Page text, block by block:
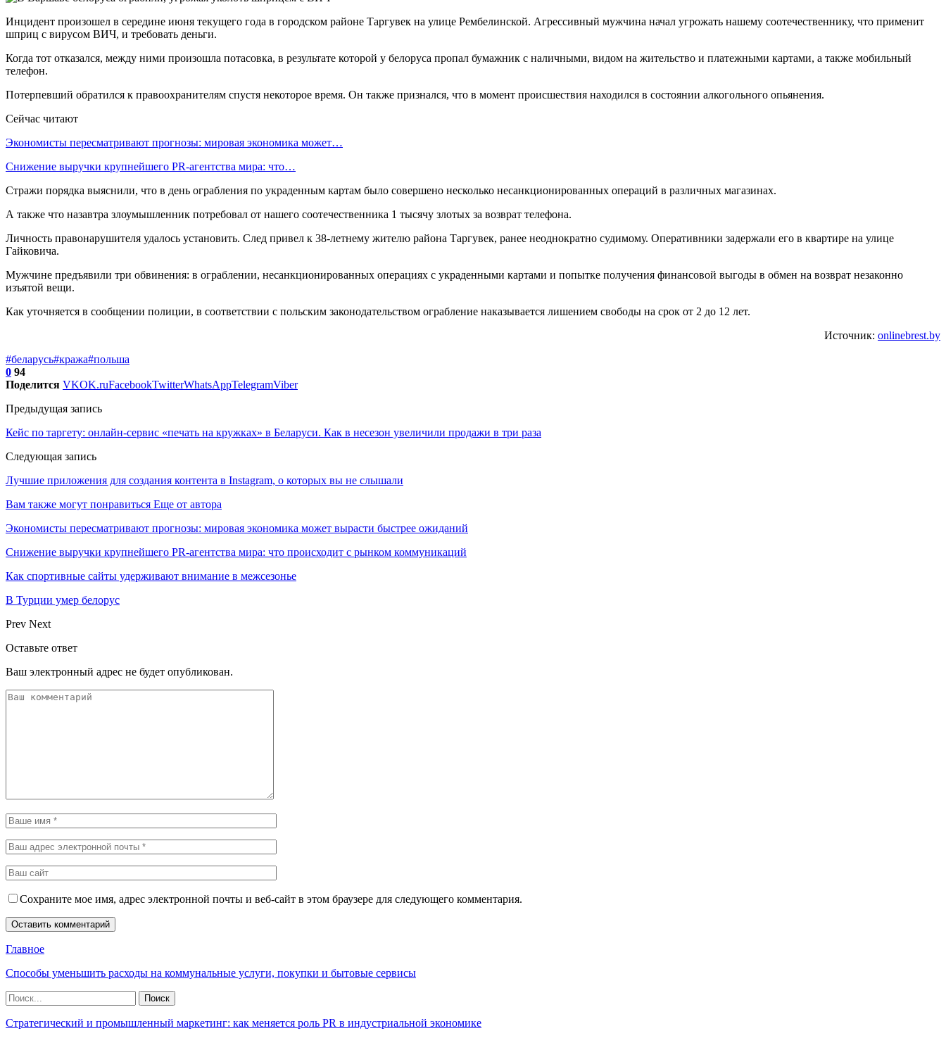
Инцидент произошел в середине июня текущего года в городском районе Таргувек на улице Рембелинской. Агрессивный мужчина начал угрожать нашему соотечественнику, что применит
шприц с вирусом ВИЧ, и требовать деньги.
Когда тот отказался, между ними произошла потасовка, в результате которой у белоруса пропал бумажник с наличными, видом на жительство и платежными картами, а также мобильный
телефон.
Потерпевший обратился к правоохранителям спустя некоторое время. Он также признался, что в момент происшествия находился в состоянии алкогольного опьянения.
Сейчас читают
Экономисты пересматривают прогнозы: мировая экономика может…
Снижение выручки крупнейшего PR-агентства мира: что…
Стражи порядка выяснили, что в день ограбления по украденным картам было совершено несколько несанкционированных операций в различных магазинах.
А также что назавтра злоумышленник потребовал от нашего соотечественника 1 тысячу злотых за возврат телефона.
Личность правонарушителя удалось установить. След привел к 38-летнему жителю района Таргувек, ранее неоднократно судимому. Оперативники задержали его в квартире на улице
Гайковича.
Мужчине предъявили три обвинения: в ограблении, несанкционированных операциях с украденными картами и попытке получения финансовой выгоды в обмен на возврат незаконно
изъятой вещи.
Как уточняется в сообщении полиции, в соответствии с польским законодательством ограбление наказывается лишением свободы на срок от 2 до 12 лет.
Источник: onlinebrest.by
#беларусь#кража#польша
0 94
Поделится VKOK.ruFacebookTwitterWhatsAppTelegramViber
Предыдущая запись
Кейс по таргету: онлайн-сервис «печать на кружках» в Беларуси. Как в несезон увеличили продажи в три раза
Следующая запись
Лучшие приложения для создания контента в Instagram, о которых вы не слышали
Вам также могут понравиться Еще от автора
Экономисты пересматривают прогнозы: мировая экономика может вырасти быстрее ожиданий
Снижение выручки крупнейшего PR-агентства мира: что происходит с рынком коммуникаций
Как спортивные сайты удерживают внимание в межсезонье
В Турции умер белорус
Prev Next
Оставьте ответ
Ваш электронный адрес не будет опубликован.
Сохраните мое имя, адрес электронной почты и веб-сайт в этом браузере для следующего комментария.
Главное
Способы уменьшить расходы на коммунальные услуги, покупки и бытовые сервисы
Стратегический и промышленный маркетинг: как меняется роль PR в индустриальной экономике